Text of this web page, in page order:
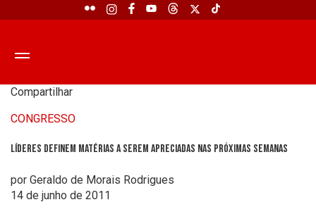
Compartilhar
CONGRESSO
Líderes definem matérias a serem apreciadas nas próximas semanas
por Geraldo de Morais Rodrigues
14 de junho de 2011